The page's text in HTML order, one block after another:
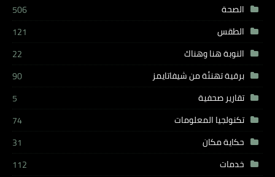
الصحة
506
الطقس
121
النوبة هنا وهناك
22
برقية تهنئة من شيفاتايمز
90
تقارير صحفية
5
تكنولجيا المعلومات
74
حكاية مكان
31
خدمات
112